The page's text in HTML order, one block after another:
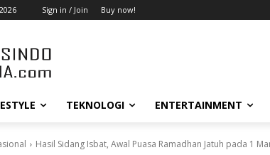
Sign in / Join Buy now!
TEKNOLOGI ENTERTAINMENT
Hasil Sidang Isbat, Awal Puasa Ramadhan Jatuh pada 1